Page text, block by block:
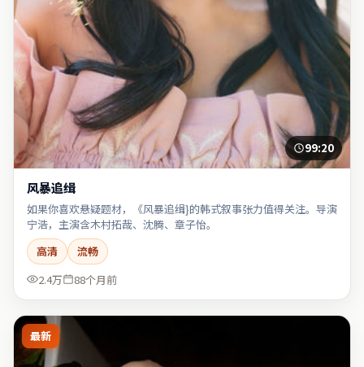
99:20
风暴追缉
如果你喜欢悬疑题材，《风暴追缉}的韩式叙事张力值得关注。导演
宁浩，主演含木村拓哉、沈腾、章子怡。
高清
流畅
2.4万
88个月前
最新